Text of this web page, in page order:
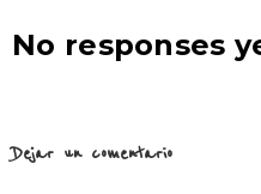
No responses
Dejar un comentario